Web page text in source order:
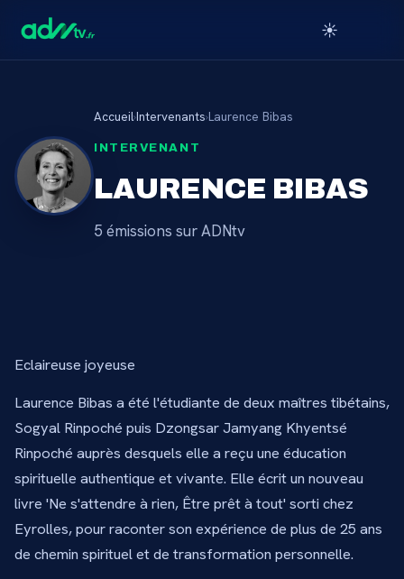
☀️
Accueil›Intervenants›Laurence Bibas
INTERVENANT
LAURENCE BIBAS
5 émissions sur ADNtv
Eclaireuse joyeuse
Laurence Bibas a été l'étudiante de deux maîtres tibétains,
Sogyal Rinpoché puis Dzongsar Jamyang Khyentsé
Rinpoché auprès desquels elle a reçu une éducation
spirituelle authentique et vivante. Elle écrit un nouveau
livre 'Ne s'attendre à rien, Être prêt à tout' sorti chez
Eyrolles, pour raconter son expérience de plus de 25 ans
de chemin spirituel et de transformation personnelle.